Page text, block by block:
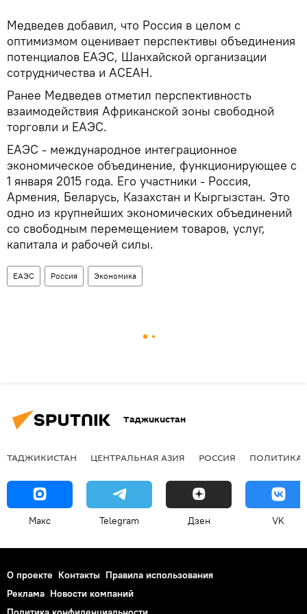
Медведев добавил, что Россия в целом с
оптимизмом оценивает перспективы объединения
потенциалов ЕАЭС, Шанхайской организации
сотрудничества и АСЕАН.
Ранее Медведев отметил перспективность
взаимодействия Африканской зоны свободной
торговли и ЕАЭС.
ЕАЭС - международное интеграционное
экономическое объединение, функционирующее с
1 января 2015 года. Его участники - Россия,
Армения, Беларусь, Казахстан и Кыргызстан. Это
одно из крупнейших экономических объединений
со свободным перемещением товаров, услуг,
капитала и рабочей силы.
ЕАЭС Россия Экономика
Таджикистан
ТАДЖИКИСТАН ЦЕНТРАЛЬНАЯ АЗИЯ РОССИЯ ПОЛИТИКА
Макс Telegram Дзен VK
О проекте Контакты Правила использования
Реклама Новости компаний